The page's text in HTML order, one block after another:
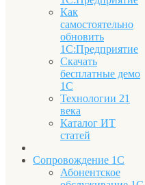
Как
самостоятельно
обновить
1С:Предприятие
Скачать
бесплатные демо
1С
Технологии 21
века
Каталог ИТ
статей
Сопровождение 1С
Абонентское